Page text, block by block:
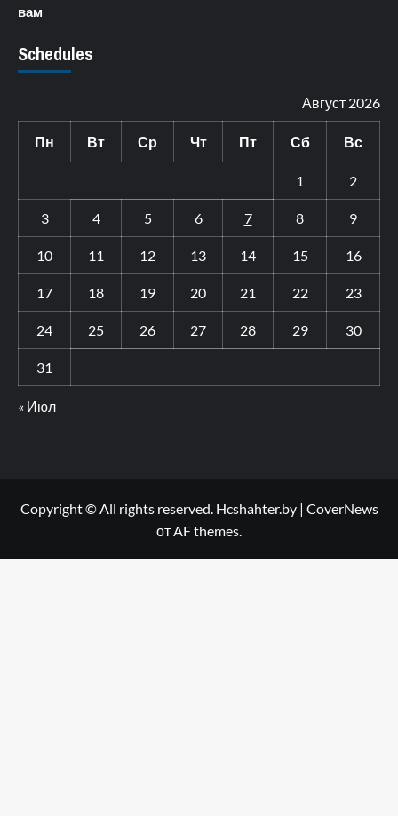
вам
Schedules
Август 2026
Пн Вт Ср Чт Пт Сб Вс
1 2
3 4 5 6 7 8 9
10 11 12 13 14 15 16
17 18 19 20 21 22 23
24 25 26 27 28 29 30
31
« Июл
Copyright © All rights reserved. Hcshahter.by | CoverNews
от AF themes.